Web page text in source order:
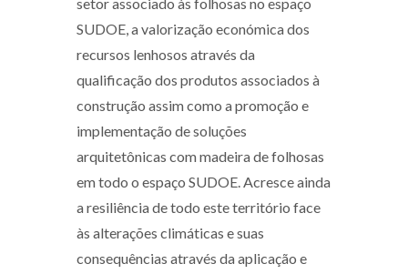
SUDOE, a valorização económica dos
recursos lenhosos através da
qualificação dos produtos associados à
construção assim como a promoção e
implementação de soluções
arquitetônicas com madeira de folhosas
em todo o espaço SUDOE. Acresce ainda
a resiliência de todo este território face
às alterações climáticas e suas
consequências através da aplicação e